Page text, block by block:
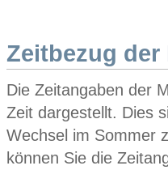
Zeitbezug der
Die Zeitangaben der
Zeit dargestellt. Dies
Wechsel im Sommer
können Sie die